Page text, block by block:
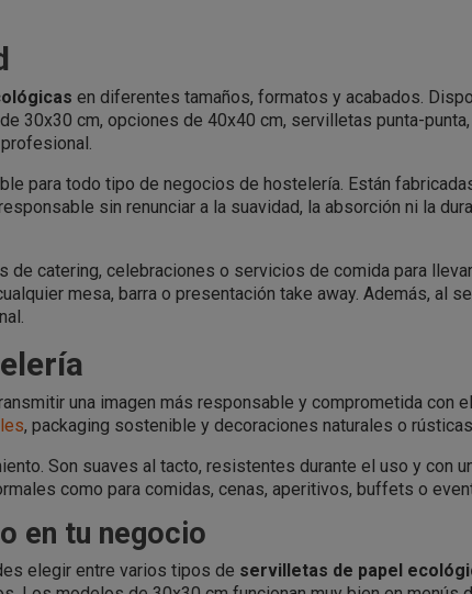
en diferentes tamaños, formatos y acabados.
cm, opciones de 40x40 cm, servilletas punta-punta,
para todo tipo de negocios de hostelería. Están
sin renunciar a la suavidad, la absorción ni la
catering, celebraciones o servicios de comida para
mesa, barra o presentación take away. Además, al
una imagen más responsable y comprometida con
, packaging sostenible y decoraciones naturales o
Son suaves al tacto, resistentes durante el uso y con
como para comidas, cenas, aperitivos, buffets o
en tu negocio
elegir entre varios tipos de servilletas de papel